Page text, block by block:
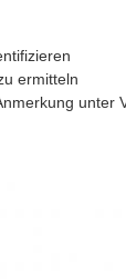
ermitteln
unter